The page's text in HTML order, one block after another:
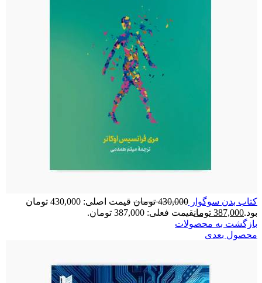
کتاب بدن سوگوار 430,000 تومان
قیمت اصلی: 430,000 تومان
بود.387,000 تومانقیمت فعلی: 387,000 تومان.
بازگشت به محصولات
محصول بعدی